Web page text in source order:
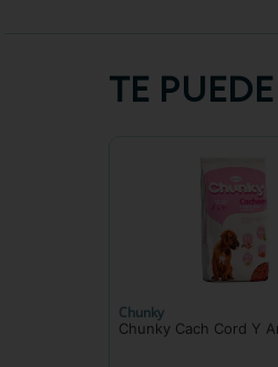
TE
Chunky
Chunky Cach Cord Y